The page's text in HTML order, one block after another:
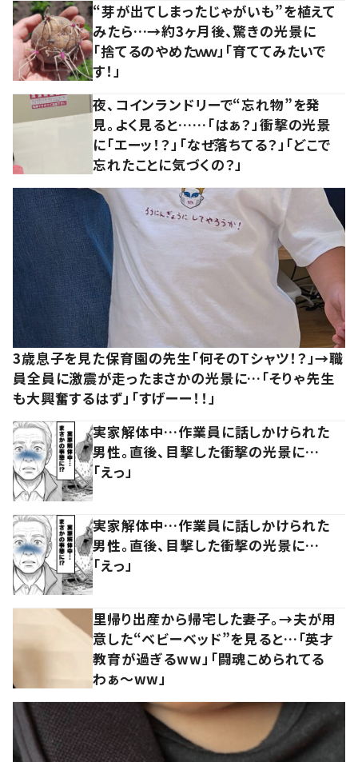
“芽が出てしまったじゃがいも”を植えて
みたら…→約3ヶ月後、驚きの光景に
「捨てるのやめたｗｗ」「育ててみたいで
す！」
夜、コインランドリーで“忘れ物”を発
見。よく見ると……「はぁ？」衝撃の光景
に「エーッ！？」「なぜ落ちてる？」「どこで
忘れたことに気づくの？」
3歳息子を見た保育園の先生「何そのTシャツ！？」→職
員全員に激震が走ったまさかの光景に…「そりゃ先生
も大興奮するはず」「すげーー！！」
実家解体中…作業員に話しかけられた
男性。直後、目撃した衝撃の光景に…
「えっ」
実家解体中…作業員に話しかけられた
男性。直後、目撃した衝撃の光景に…
「えっ」
里帰り出産から帰宅した妻子。→夫が用
意した“ベビーベッド”を見ると…「英才
教育が過ぎるww」「闘魂こめられてる
わぁ～ww」